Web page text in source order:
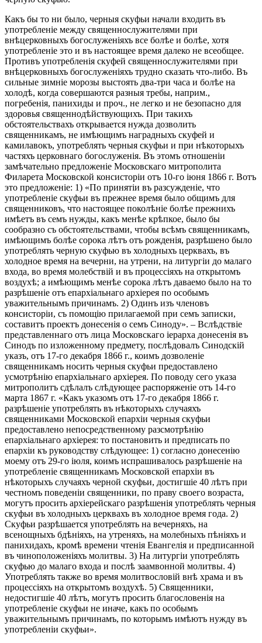
Какъ бы то ни было, черныя скуфьи начали входить въ
употребленіе между священнослужителями при
внѣцерковныхъ богослуженіяхъ все болѣе и болѣе, хотя
употребленіе это и въ настоящее время далеко не всеобщее.
Противъ употребленія скуфей священнослужителями при
внѣцерковныхъ богослуженіяхъ трудно сказать что-либо. Въ
сильные зимніе морозы выстоять два-три часа и болѣе на
холодѣ, когда совершаются разныя требы, наприм.,
погребенія, панихиды и проч., не легко и не безопасно для
здоровья священнодѣйствующихъ. При такихъ
обстоятельствахъ открывается нужда дозволить
священникамъ, не имѣющимъ наградныхъ скуфей и
камилавокъ, употреблять черныя скуфьи и при нѣкоторыхъ
частяхъ церковнаго богослуженія. Въ этомъ отношеніи
замѣчательно предложеніе Московскаго митрополита
Филарета Московской консисторіи отъ 10-го іюня 1866 г. Вотъ
это предложеніе: 1) «По принятіи въ разсужденіе, что
употребленіе скуфьи въ прежнее время было общимъ для
священниковъ, что настоящее поколѣніе болѣе прежнихъ
имѣетъ въ семъ нужды, какъ менѣе крѣпкое, было бы
сообразно съ обстоятельствами, чтобы всѣмъ священникамъ,
имѣющимъ болѣе сорока лѣтъ отъ рожденія, разрѣшено было
употреблять черную скуфью въ холодныхъ церквахъ, въ
холодное время на вечерни, на утрени, на литургіи до малаго
входа, во время молебствій и въ процессіяхъ на открытомъ
воздухѣ; а имѣющимъ менѣе сорока лѣтъ даваемо было на то
разрѣшеніе отъ епархіальнаго архіерея по особымъ
уважительнымъ причинамъ. 2) Одинъ изъ членовъ
консисторіи, съ помощію прилагаемой при семъ записки,
составитъ проектъ донесенія о семъ Синоду». – Вслѣдствіе
представленнаго отъ лица Московскаго іерарха донесенія въ
Синодъ по изложенному предмету, послѣдовалъ Синодскій
указъ, отъ 17-го декабря 1866 г., коимъ дозволеніе
священникамъ носить черныя скуфьи предоставлено
усмотрѣнію епархіальнаго архіерея. По поводу сего указа
митрополитъ сдѣлалъ слѣдующее распоряженіе отъ 14-го
марта 1867 г. «Какъ указомъ отъ 17-го декабря 1866 г.
разрѣшеніе употреблять въ нѣкоторыхъ случаяхъ
священниками Московской епархіи черныя скуфьи
предоставлено непосредственному разсмотрѣнію
епархіальнаго архіерея: то постановить и предписать по
епархіи къ руководству слѣдующее: 1) согласно донесенію
моему отъ 29-го іюля, коимъ испрашивалось разрѣшеніе на
употребленіе священникамъ Московской епархіи въ
нѣкоторыхъ случаяхъ черной скуфьи, достигшіе 40 лѣтъ при
честномъ поведеніи священники, по праву своего возраста,
могутъ просить архіерейскаго разрѣшенія употреблять черныя
скуфьи въ холодныхъ церквахъ въ холодное время года. 2)
Скуфьи разрѣшается употреблять на вечерняхъ, на
всенощныхъ бдѣніяхъ, на утреняхъ, на молебныхъ пѣніяхъ и
панихидахъ, кромѣ времени чтенія Евангелія и предписанной
въ чиноположеніяхъ молитвы. 3) На литургіи употреблять
скуфью до малаго входа и послѣ заамвонной молитвы. 4)
Употреблять также во время молитвословій внѣ храма и въ
процессіяхъ на открытомъ воздухѣ. 5) Священники,
недостигшіе 40 лѣтъ, могутъ просить благословенія на
употребленіе скуфьи не иначе, какъ по особымъ
уважительнымъ причинамъ, по которымъ имѣютъ нужду въ
употребленіи скуфьи».